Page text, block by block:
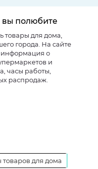
вы полюбите
товары для дома,
города. На сайте
информация о
и
часы работы,
распродаж.
для дома